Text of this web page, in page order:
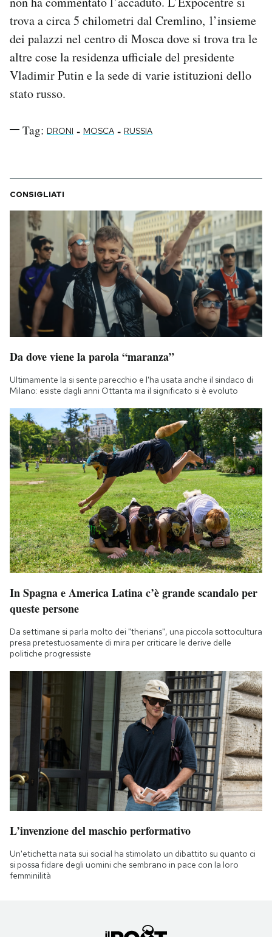
trova a circa 5 chilometri dal Cremlino, l’insieme
dei palazzi nel centro di Mosca dove si trova tra le
altre cose la residenza ufficiale del presidente
Vladimir Putin e la sede di varie istituzioni dello
stato russo.
Tag: DRONI - MOSCA - RUSSIA
CONSIGLIATI
Da dove viene la parola “maranza”
Ultimamente la si sente parecchio e l'ha usata anche il sindaco di
Milano: esiste dagli anni Ottanta ma il significato si è evoluto
In Spagna e America Latina c’è grande scandalo per
queste persone
Da settimane si parla molto dei "therians", una piccola sottocultura
presa pretestuosamente di mira per criticare le derive delle
politiche progressiste
L’invenzione del maschio performativo
Un'etichetta nata sui social ha stimolato un dibattito su quanto ci
si possa fidare degli uomini che sembrano in pace con la loro
femminilità